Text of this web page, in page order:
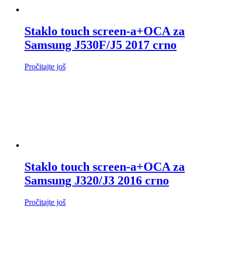
Staklo touch screen-a+OCA za
Samsung J530F/J5 2017 crno
Pročitajte još
Staklo touch screen-a+OCA za
Samsung J320/J3 2016 crno
Pročitajte još